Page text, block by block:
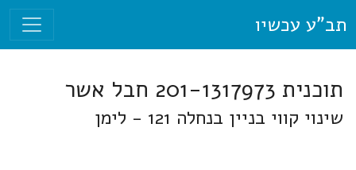
תב"ע עכשיו
תוכנית 201-1317973 חבל אשר
שינוי קווי בניין בנחלה 121 - לימן